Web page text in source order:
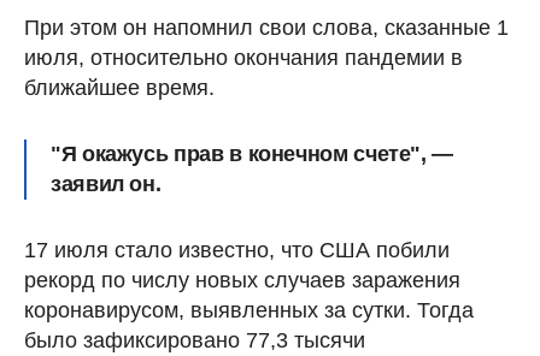
При этом он напомнил свои слова, сказанные 1
июля, относительно окончания пандемии в
ближайшее время.
"Я окажусь прав в конечном счете", —
заявил он.
17 июля стало известно, что США побили
рекорд по числу новых случаев заражения
коронавирусом, выявленных за сутки. Тогда
было зафиксировано 77,3 тысячи